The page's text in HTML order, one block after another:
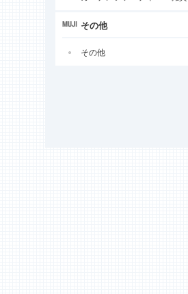
その他
その他